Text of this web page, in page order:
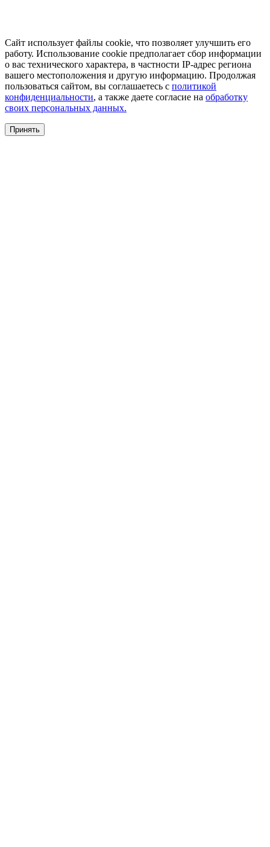
Сайт использует файлы cookie, что позволяет улучшить его
работу. Использование cookie предполагает сбор информации
о вас технического характера, в частности IP-адрес региона
вашего местоположения и другую информацию. Продолжая
пользоваться сайтом, вы соглашаетесь с политикой
конфиденциальности, а также даете согласие на обработку
своих персональных данных.
Принять